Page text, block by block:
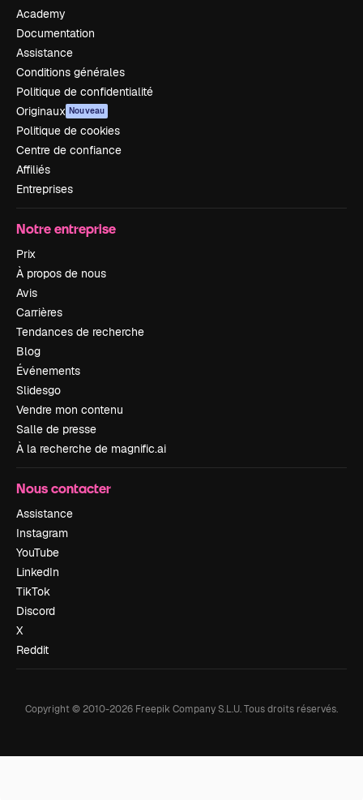
Academy
Documentation
Assistance
Conditions générales
Politique de confidentialité
Originaux Nouveau
Politique de cookies
Centre de confiance
Affiliés
Entreprises
Notre entreprise
Prix
À propos de nous
Avis
Carrières
Tendances de recherche
Blog
Événements
Slidesgo
Vendre mon contenu
Salle de presse
À la recherche de magnific.ai
Nous contacter
Assistance
Instagram
YouTube
LinkedIn
TikTok
Discord
X
Reddit
Copyright © 2010-2026 Freepik Company S.L.U.Tous droits réservés.